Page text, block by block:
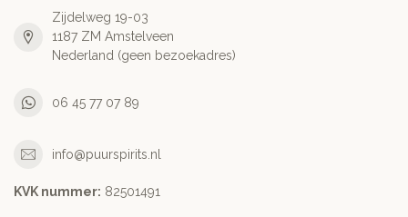
Zijdelweg 19-03
1187 ZM Amstelveen
Nederland (geen bezoekadres)
06 45 77 07 89
info@puurspirits.nl
KVK nummer: 82501491